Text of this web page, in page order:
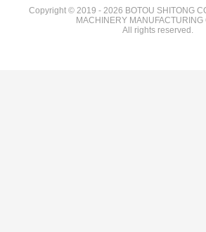
Copyright © 2019 - 2026 BOTOU SHITONG
MACHINERY MANUFACTURING
All rights reserved.